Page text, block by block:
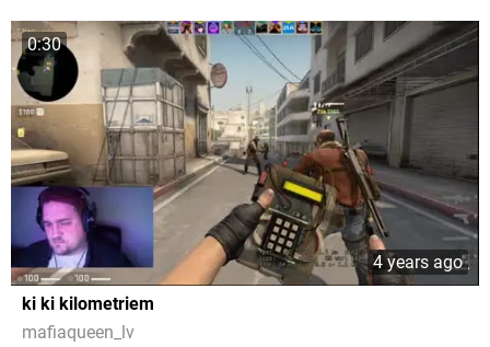
0:30
4 years ago
ki ki kilometriem
mafiaqueen_lv